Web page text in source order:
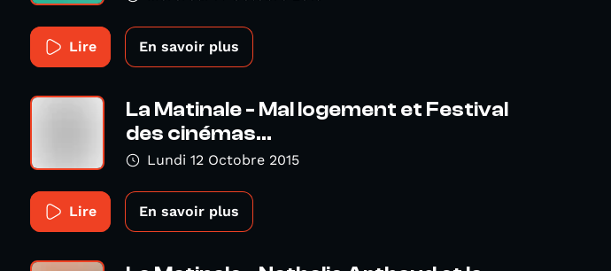
Lire En savoir plus
La Matinale - Mal logement et Festival
des cinémas...
Lundi 12 Octobre 2015
Lire En savoir plus